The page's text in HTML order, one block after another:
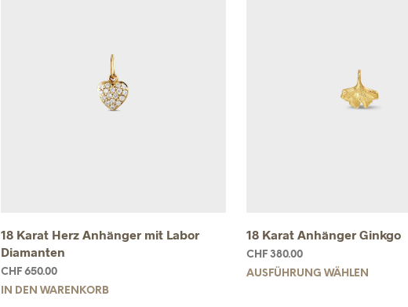
18 Karat Herz Anhänger mit Labor
Diamanten
CHF 650.00
IN DEN WARENKORB
18 Karat Anhänger Ginkgo
CHF380.00
AUSFÜHRUNG WÄHLEN